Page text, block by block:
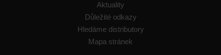
Aktuality
Důležité odkazy
Hledáme distributory
Mapa stránek